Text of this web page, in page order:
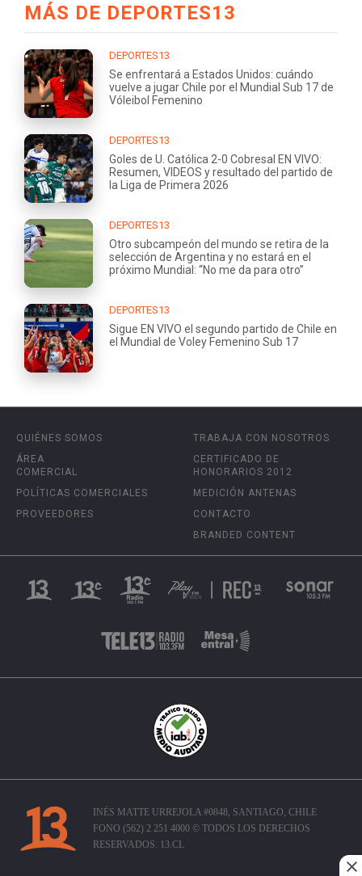
MÁS DE DEPORTES13
DEPORTES13
Se enfrentará a Estados Unidos: cuándo
vuelve a jugar Chile por el Mundial Sub 17 de
Vóleibol Femenino
DEPORTES13
Goles de U. Católica 2-0 Cobresal EN VIVO:
Resumen, VIDEOS y resultado del partido de
la Liga de Primera 2026
DEPORTES13
Otro subcampeón del mundo se retira de la
selección de Argentina y no estará en el
próximo Mundial: “No me da para otro”
DEPORTES13
Sigue EN VIVO el segundo partido de Chile en
el Mundial de Voley Femenino Sub 17
QUIÉNES SOMOS
ÁREA
COMERCIAL
POLÍTICAS COMERCIALES
PROVEEDORES
TRABAJA CON NOSOTROS
CERTIFICADO DE
HONORARIOS 2012
MEDICIÓN ANTENAS
CONTACTO
BRANDED CONTENT
INÉS MATTE URREJOLA #0848, SANTIAGO, CHILE
FONO (562) 2 251 4000 © TODOS LOS DERECHOS
RESERVADOS. 13.CL